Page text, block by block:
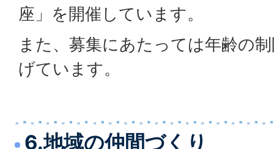
座」を開催しています。
また、募集にあたっては年齢の
げています。
6.地域の仲間づくり